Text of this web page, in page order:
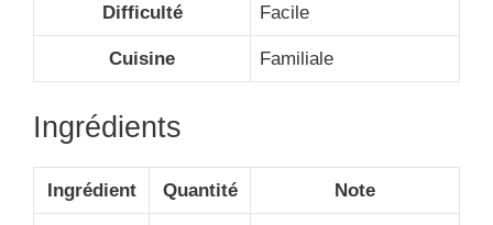
Difficulté Facile
Cuisine Familiale
Ingrédients
Ingrédient Quantité Note